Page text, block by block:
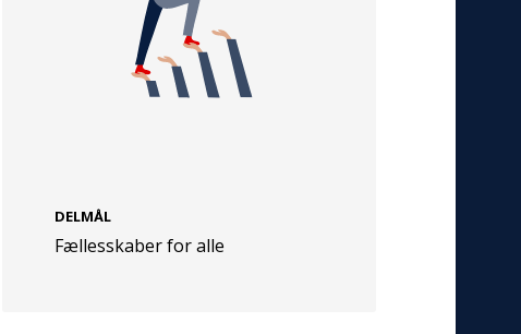
DELMÅL
Fællesskaber for alle
De seneste nyheder om TrygFondens og
TryghedsGruppens aktiviteter direkte i din
indbakke.
Persondata